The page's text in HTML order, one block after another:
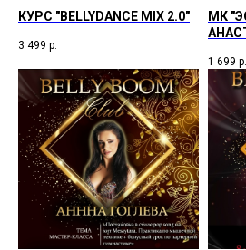
КУРС "BELLYDANCE MIX 2.0"
3 499 р.
МК
1 699 р.